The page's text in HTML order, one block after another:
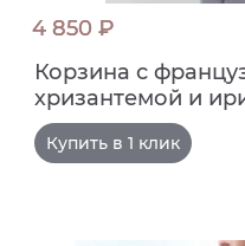
4 850 ₽
Корзина с
хризантемой и
Купить в 1 клик